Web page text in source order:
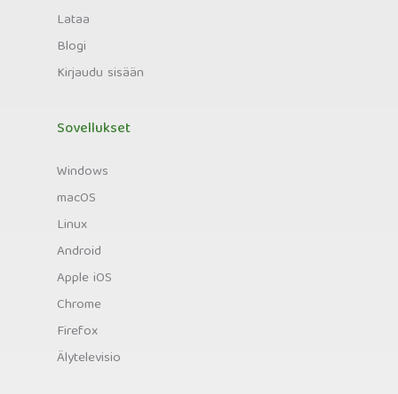
Lataa
Blogi
Kirjaudu sisään
Sovellukset
Windows
macOS
Linux
Android
Apple iOS
Chrome
Firefox
Älytelevisio